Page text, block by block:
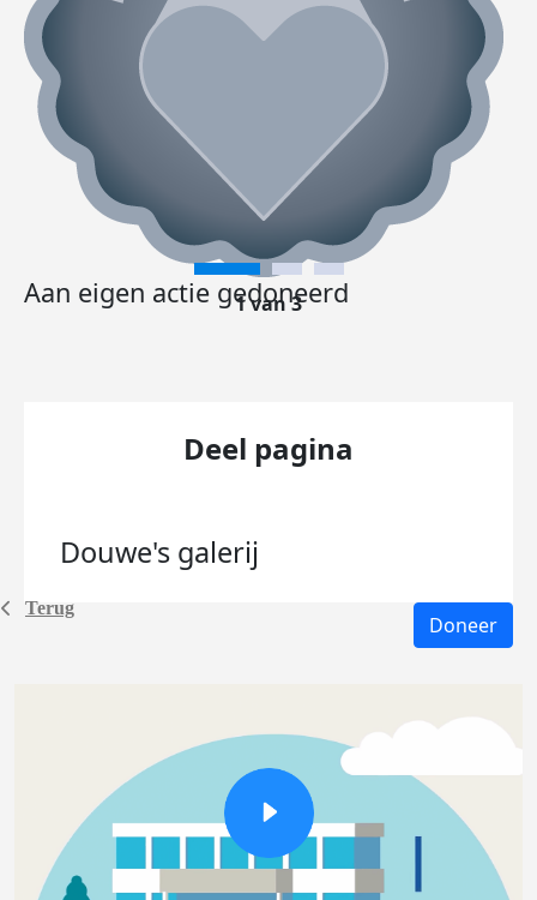
Terug
Aan eigen actie gedoneerd
1 van 3
Deel pagina
Douwe's galerij
Doneer